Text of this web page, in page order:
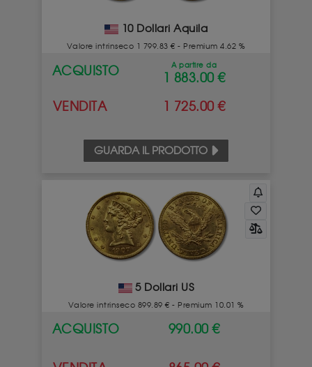
10 Dollari Aquila
Valore intrinseco 1 799.83 € - Premium 4.62 %
ACQUISTO A partire da
1 883.00 €
VENDITA
1 725.00 €
GUARDA IL PRODOTTO
5 Dollari US
Valore intrinseco 899.89 € - Premium 10.01 %
ACQUISTO 990.00 €